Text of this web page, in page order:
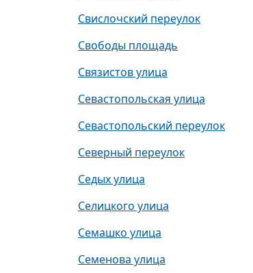
Свислочский переулок
Свободы площадь
Связистов улица
Севастопольская улица
Севастопольский переулок
Северный переулок
Седых улица
Селицкого улица
Семашко улица
Семенова улица